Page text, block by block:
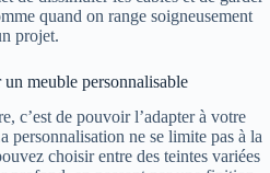
quand on range soigneusement
projet.
meuble personnalisable
c’est de pouvoir l’adapter à votre
personnalisation ne se limite pas à la
choisir entre des teintes variées